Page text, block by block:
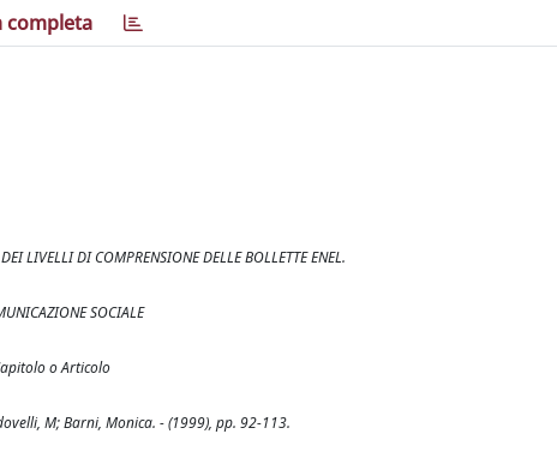
completa
LIVELLI DI COMPRENSIONE DELLE BOLLETTE ENEL.
SOCIALE
o Articolo
M; Barni, Monica. - (1999), pp. 92-113.